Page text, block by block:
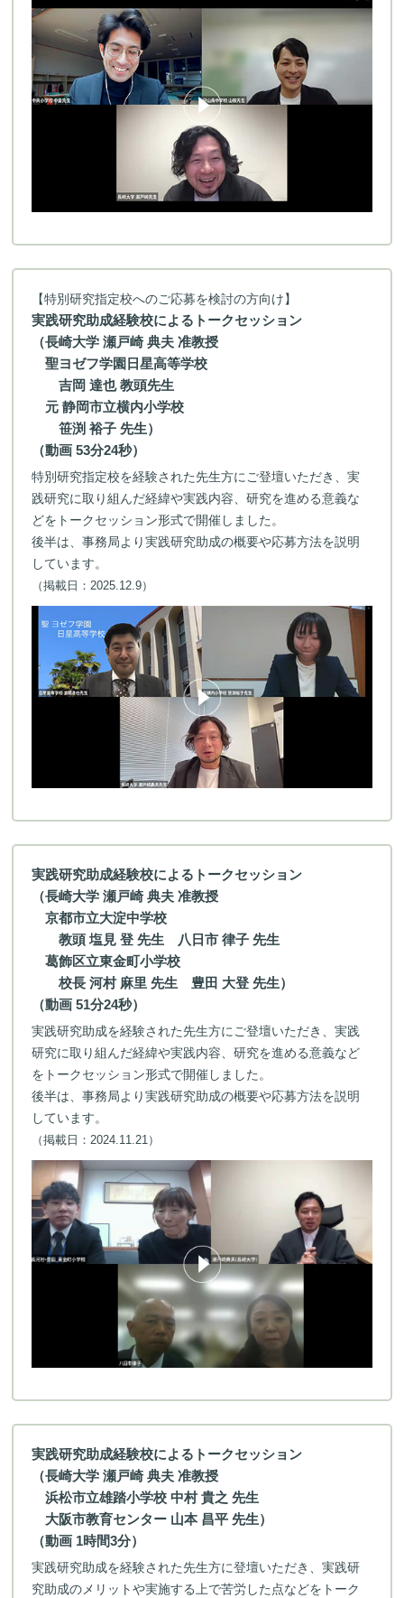
【特別研究指定校へのご応募を検討の方向け】
実践研究助成経験校によるトークセッション
（長崎大学 瀬戸崎 典夫 准教授
聖ヨゼフ学園日星高等学校
吉岡 達也 教頭先生
元 静岡市立横内小学校
笹渕 裕子 先生）
（動画 53分24秒）
特別研究指定校を経験された先生方にご登壇いただき、実
践研究に取り組んだ経緯や実践内容、研究を進める意義な
どをトークセッション形式で開催しました。
後半は、事務局より実践研究助成の概要や応募方法を説明
しています。
（掲載日：2025.12.9）
実践研究助成経験校によるトークセッション
（長崎大学 瀬戸崎 典夫 准教授
京都市立大淀中学校
教頭 塩見 登 先生 八日市 律子 先生
葛飾区立東金町小学校
校長 河村 麻里 先生 豊田 大登 先生）
（動画 51分24秒）
実践研究助成を経験された先生方にご登壇いただき、実践
研究に取り組んだ経緯や実践内容、研究を進める意義など
をトークセッション形式で開催しました。
後半は、事務局より実践研究助成の概要や応募方法を説明
しています。
（掲載日：2024.11.21）
実践研究助成経験校によるトークセッション
（長崎大学 瀬戸崎 典夫 准教授
浜松市立雄踏小学校 中村 貴之 先生
大阪市教育センター 山本 昌平 先生）
（動画 1時間3分）
実践研究助成を経験された先生方に登壇いただき、実践研
究助成のメリットや実施する上で苦労した点などをトーク